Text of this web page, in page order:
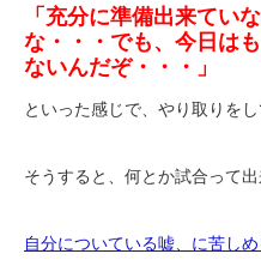
「充分に準備出来てい
な・・・でも、今日は
ないんだぞ・・・」
といった感じで、やり取りをし
そうすると、何とか試合って出
自分についている嘘、に苦しめ